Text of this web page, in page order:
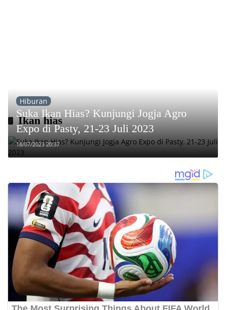
Ikan hias
Hiburan
Suka Ikan Hias? Kunjungi Jogja Agro
Expo di Pasty, 21-23 Juli 2023
18/07/2023 20:37